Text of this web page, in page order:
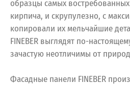
образцы самых
кирпича, и скрупулезно, с
копировали их мельчайшие
FINEBER выглядят по-
зачастую неотличимы от
Фасадные панели FINEBER